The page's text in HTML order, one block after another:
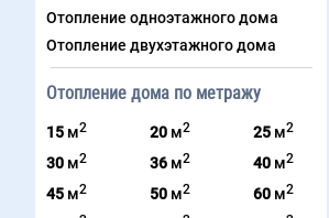
Отопление одноэтажного дома
Отопление двухэтажного дома
Отопление дома по метражу
15 м2
30 м2
45 м2
20 м2
36 м2
50 м2
25 м2
40 м2
60 м2